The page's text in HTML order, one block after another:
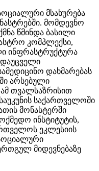
მსახურება
მომდევნო
წმინდა ბასილი
კომპლექსი,
ინფრასტრუქტურა
დახმარებას
არსებული
თვალსაზრისით
საქართველოში
მონასტერში
ინსტიტუტის,
ეკლესიის
მიდევნებაზე